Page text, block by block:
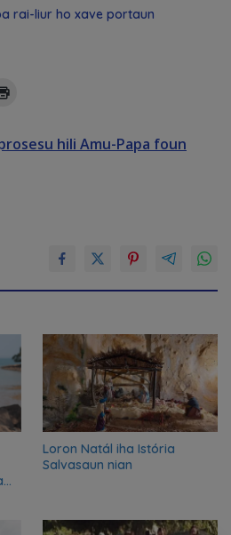
rai-liur ho xave portaun
hili Amu-Papa foun
Loron Natál iha Istória
Salvasaun nian